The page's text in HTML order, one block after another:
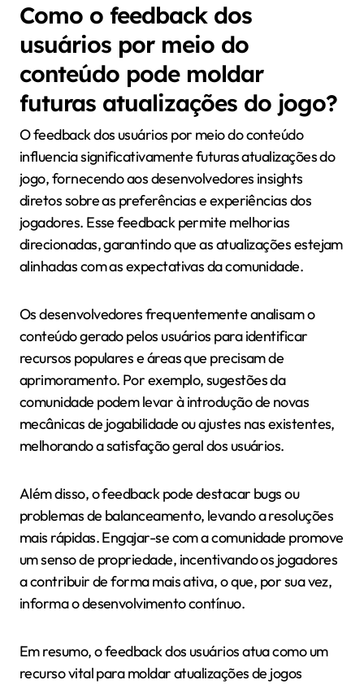
Como o feedback dos
usuários por meio do
conteúdo pode moldar
futuras atualizações do jogo?
O feedback dos usuários por meio do conteúdo
influencia significativamente futuras atualizações do
jogo, fornecendo aos desenvolvedores insights
diretos sobre as preferências e experiências dos
jogadores. Esse feedback permite melhorias
direcionadas, garantindo que as atualizações estejam
alinhadas com as expectativas da comunidade.
Os desenvolvedores frequentemente analisam o
conteúdo gerado pelos usuários para identificar
recursos populares e áreas que precisam de
aprimoramento. Por exemplo, sugestões da
comunidade podem levar à introdução de novas
mecânicas de jogabilidade ou ajustes nas existentes,
melhorando a satisfação geral dos usuários.
Além disso, o feedback pode destacar bugs ou
problemas de balanceamento, levando a resoluções
mais rápidas. Engajar-se com a comunidade promove
um senso de propriedade, incentivando os jogadores
a contribuir de forma mais ativa, o que, por sua vez,
informa o desenvolvimento contínuo.
Em resumo, o feedback dos usuários atua como um
recurso vital para moldar atualizações de jogos